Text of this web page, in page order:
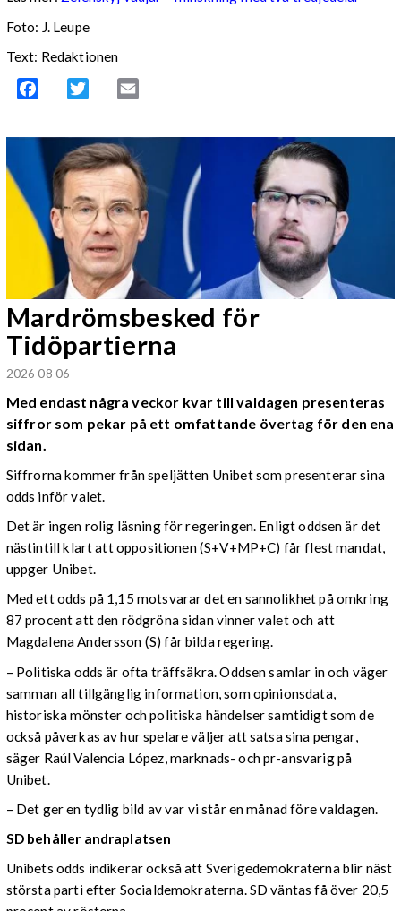
Foto: J. Leupe
Text: Redaktionen
Facebook Twitter
Mardrömsbesked för
Tidöpartierna
2026 08 06
Med endast några veckor kvar till valdagen presenteras
siffror som pekar på ett omfattande övertag för den ena
sidan.
Siffrorna kommer från speljätten Unibet som presenterar sina
odds inför valet.
Det är ingen rolig läsning för regeringen. Enligt oddsen är det
nästintill klart att oppositionen (S+V+MP+C) får flest mandat,
uppger Unibet.
Med ett odds på 1,15 motsvarar det en sannolikhet på omkring
87 procent att den rödgröna sidan vinner valet och att
Magdalena Andersson (S) får bilda regering.
– Politiska odds är ofta träffsäkra. Oddsen samlar in och väger
samman all tillgänglig information, som opinionsdata,
historiska mönster och politiska händelser samtidigt som de
också påverkas av hur spelare väljer att satsa sina pengar,
säger Raúl Valencia López, marknads- och pr-ansvarig på
Unibet.
– Det ger en tydlig bild av var vi står en månad före valdagen.
SD behåller andraplatsen
Unibets odds indikerar också att Sverigedemokraterna blir näst
största parti efter Socialdemokraterna. SD väntas få över 20,5